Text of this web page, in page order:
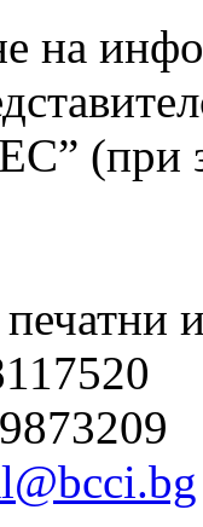
на
(при